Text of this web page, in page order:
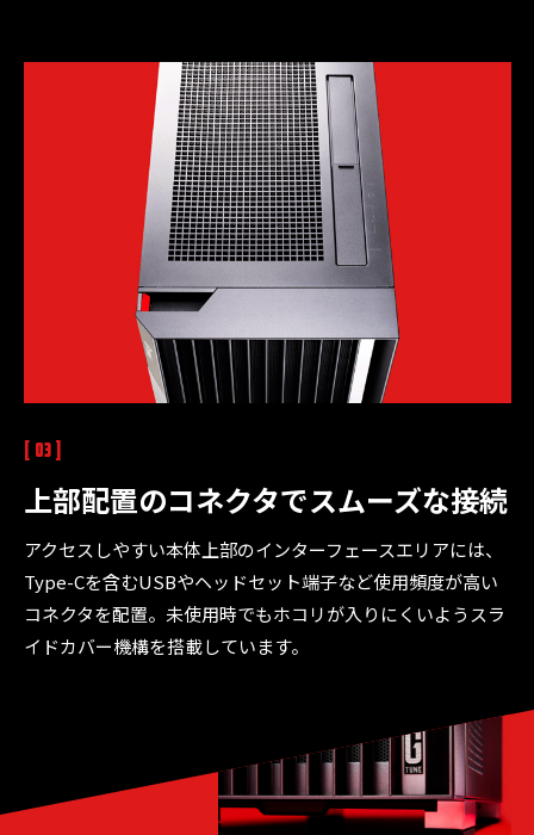
[ 03 ]
上部配置のコネクタでスムーズな接続
アクセスしやすい本体上部のインターフェースエリアには、
Type-Cを含むUSBやヘッドセット端子など使用頻度が高い
コネクタを配置。未使用時でもホコリが入りにくいようスラ
イドカバー機構を搭載しています。